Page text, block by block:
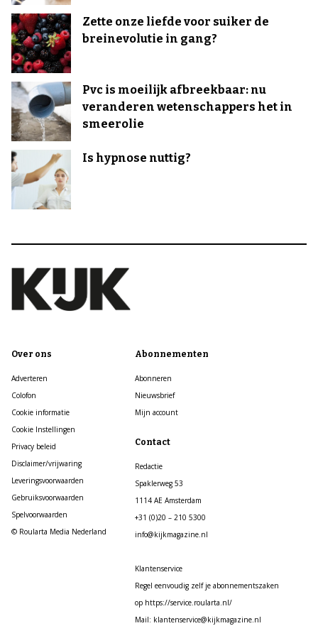
Zette onze liefde voor suiker de
breinevolutie in gang?
Pvc is moeilijk afbreekbaar: nu
veranderen wetenschappers het in
smeerolie
Is hypnose nuttig?
Over ons
Adverteren
Colofon
Cookie informatie
Cookie Instellingen
Privacy beleid
Disclaimer/vrijwaring
Leveringsvoorwaarden
Gebruiksvoorwaarden
Spelvoorwaarden
© Roularta Media Nederland
Abonnementen
Abonneren
Nieuwsbrief
Mijn account
Contact
Redactie
Spaklerweg 53
1114 AE Amsterdam
+31 (0)20 – 210 5300
info@kijkmagazine.nl
Klantenservice
Regel eenvoudig zelf je abonnementszaken
op https://service.roularta.nl/
Mail: klantenservice@kijkmagazine.nl